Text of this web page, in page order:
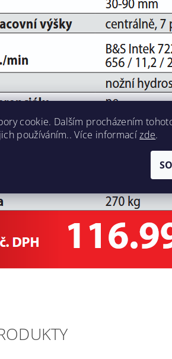
cookie. Dalším procházením
používáním.. Více informacízde.